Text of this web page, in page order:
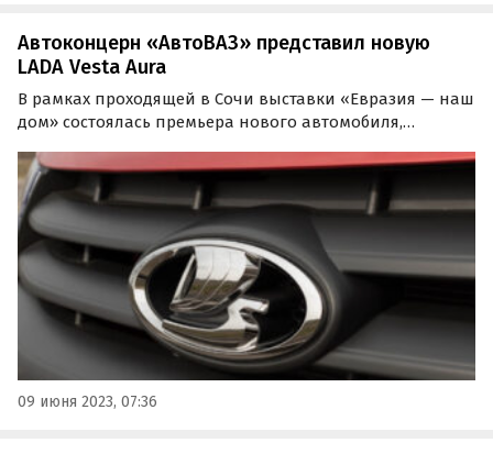
Автоконцерн «АвтоВАЗ» представил новую
LADA Vesta Aura
В рамках проходящей в Сочи выставки «Евразия — наш
дом» состоялась премьера нового автомобиля,
ТАСС, получила название LADA Aura.
09 июня 2023, 07:36